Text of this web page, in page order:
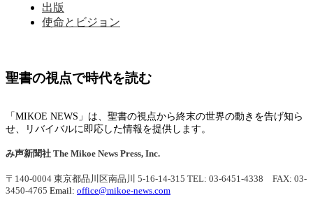
出版
使命とビジョン
聖書の視点で時代を読む
「MIKOE NEWS」は、聖書の視点から終末の世界の動きを告げ知ら
せ、リバイバルに即応した情報を提供します。
み声新聞社 The Mikoe News Press, Inc.
〒140-0004 東京都品川区南品川 5-16-14-315 TEL: 03-6451-4338 FAX: 03-
3450-4765 Email: office@mikoe-news.com